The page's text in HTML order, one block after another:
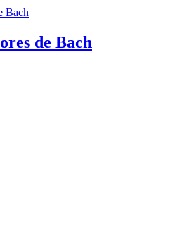
de Bach